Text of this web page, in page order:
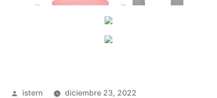
Publicado
istern
diciembre 23, 2022